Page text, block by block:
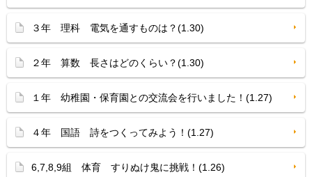
３年 理科 電気を通すものは？(1.30)
２年 算数 長さはどのくらい？(1.30)
１年 幼稚園・保育園との交流会を行いました！(1.27)
４年 国語 詩をつくってみよう！(1.27)
6,7,8,9組 体育 すりぬけ鬼に挑戦！(1.26)